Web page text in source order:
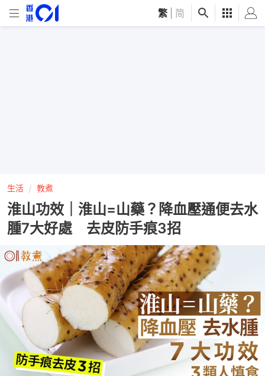
繁 简
生活 教煮
淮山功效｜淮山=山藥？降血壓通便去水
腫7大好處 去皮防手痕3招